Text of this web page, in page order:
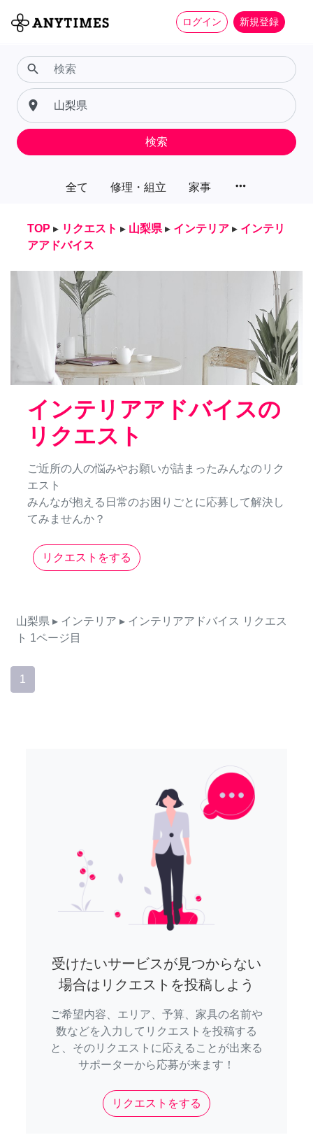
ログイン 新規登録
全て 修理・組立 家事 more_horiz
search
place
検索
TOP ▸ リクエスト ▸ 山梨県 ▸ インテリア ▸ インテリ
アアドバイス
インテリアアドバイスの
リクエスト
ご近所の人の悩みやお願いが詰まったみんなのリク
エスト
みんなが抱える日常のお困りごとに応募して解決し
てみませんか？
リクエストをする
山梨県 ▸ インテリア ▸ インテリアアドバイス リクエス
ト 1ページ目
1
受けたいサービスが見つからない
場合はリクエストを投稿しよう
ご希望内容、エリア、予算、家具の名前や
数などを入力してリクエストを投稿する
と、そのリクエストに応えることが出来る
サポーターから応募が来ます！
リクエストをする